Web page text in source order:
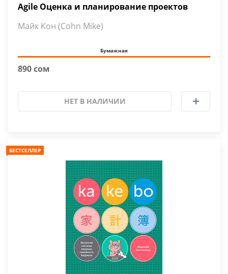
Agile Оценка и планирование проектов
Майк Кон (Cohn Mike)
Бумажная
890 сом
НЕТ В НАЛИЧИИ
БЕСТСЕЛЛЕР